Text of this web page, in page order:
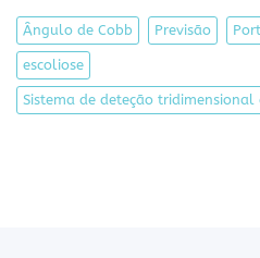
Ângulo de Cobb Previsão
escoliose
Sistema de deteção